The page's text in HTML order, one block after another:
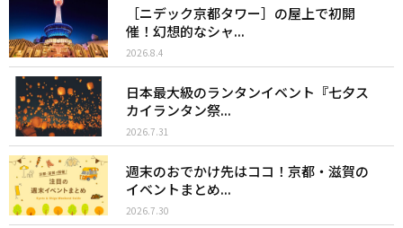
［ニデック京都タワー］の屋上で初開
催！幻想的なシャ...
2026.8.4
日本最大級のランタンイベント『七夕ス
カイランタン祭...
2026.7.31
週末のおでかけ先はココ！京都・滋賀の
イベントまとめ...
2026.7.30